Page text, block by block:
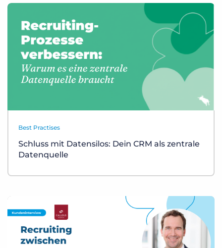
Best Practises
Schluss mit Datensilos: Dein CRM als zentrale
Datenquelle